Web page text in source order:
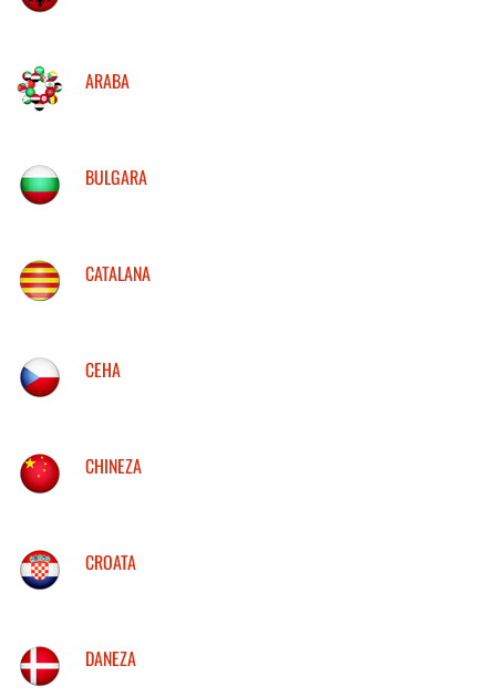
ARABA
BULGARA
CATALANA
CEHA
CHINEZA
CROATA
DANEZA